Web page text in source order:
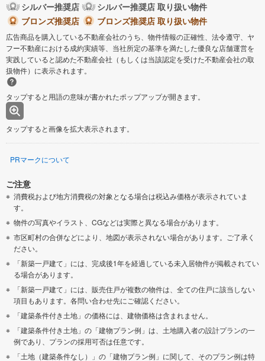
シルバー推奨店
シルバー推奨店 取り扱い物件
ブロンズ推奨店
ブロンズ推奨店 取り扱い物件
広告商品を購入している不動産会社のうち、物件情報の正確性、法令遵守、ヤ
フー不動産における成約実績等、当社所定の基準を満たした優良な店舗運営を
実践していると認めた不動産会社（もしくは当該認定を受けた不動産会社の取
扱物件）に表示されます。
タップすると用語の意味が書かれたポップアップが開きます。
タップすると画像を拡大表示されます。
PRマークについて
ご注意
消費税および地方消費税の対象となる場合は税込み価格が表示されていま
す。
物件の写真やイラスト、CGなどは実際と異なる場合があります。
市区町村の合併などにより、地図が表示されない場合があります。ご了承く
ださい。
「新築一戸建て」には、完成後1年を経過している未入居物件が掲載されてい
る場合があります。
「新築一戸建て」には、販売住戸が複数の物件は、全ての住戸に該当しない
項目もあります。各問い合わせ先にご確認ください。
「建築条件付き土地」の価格には、建物価格は含まれません。
「建築条件付き土地」の「建物プラン例」は、土地購入者の設計プランの一
例であり、プランの採用可否は任意です。
「土地（建築条件なし）」の「建物プラン例」に関して、そのプラン例は特